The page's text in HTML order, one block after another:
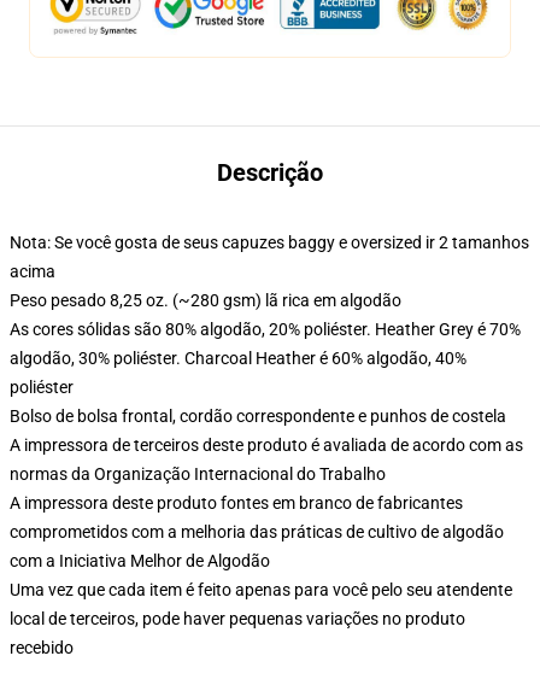
Descrição
Nota: Se você gosta de seus capuzes baggy e oversized ir 2 tamanhos
acima
Peso pesado 8,25 oz. (~280 gsm) lã rica em algodão
As cores sólidas são 80% algodão, 20% poliéster. Heather Grey é 70%
algodão, 30% poliéster. Charcoal Heather é 60% algodão, 40%
poliéster
Bolso de bolsa frontal, cordão correspondente e punhos de costela
A impressora de terceiros deste produto é avaliada de acordo com as
normas da Organização Internacional do Trabalho
A impressora deste produto fontes em branco de fabricantes
comprometidos com a melhoria das práticas de cultivo de algodão
com a Iniciativa Melhor de Algodão
Uma vez que cada item é feito apenas para você pelo seu atendente
local de terceiros, pode haver pequenas variações no produto
recebido